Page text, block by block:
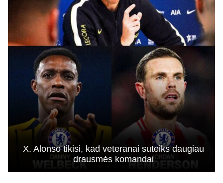
X. Alonso tikisi, kad veteranai suteiks daugiau
drausmės komandai